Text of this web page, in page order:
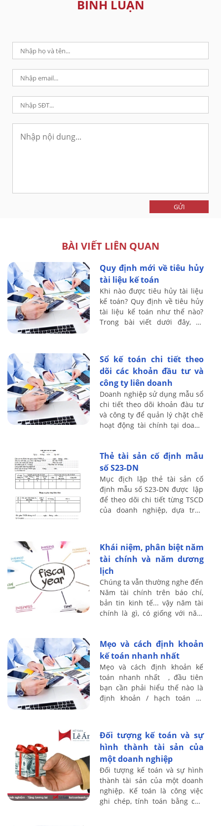
BÌNH LUẬN
GỬI
BÀI VIẾT LIÊN QUAN
Quy định mới về tiêu hủy
tài liệu kế toán
Khi nào được tiêu hủy tài liệu
kế toán? Quy định về tiêu hủy
tài liệu kế toán như thế nào?
Trong bài viết dưới đây, kế
Sổ kế toán chi tiết theo
dõi các khoản đầu tư và
công ty liên doanh
Doanh nghiệp sử dụng mẫu sổ
chi tiết theo dõi khoản đàu tư
và công ty để quản lý chặt chẽ
hoạt động tài chính tại doanh
...
Thẻ tài sản cố định mẫu
số S23-DN
Mục địch lập thẻ tài sản cố
định mẫu số S23-DN được lập
để theo dõi chi tiết từng TSCD
của doanh nghiệp, dựa trên
Khái niệm, phân biệt năm
tài chính và năm dương
lịch
Chúng ta vẫn thường nghe đến
Năm tài chính trên báo chí,
bản tin kinh tế... vậy năm tài
chính là gì, có giống với năm
...
Mẹo và cách định khoản
kế toán nhanh nhất
Mẹo và cách định khoản kế
toán nhanh nhất , đầu tiên
bạn cần phải hiểu thế nào là
định khoản / hạch toán kế
Đối tượng kế toán và sự
hình thành tài sản của
một doanh nghiệp
Đối tượng kế toán và sự hình
thành tài sản của một doanh
nghiệp. Kế toán là công việc
ghi chép, tính toán bằng con